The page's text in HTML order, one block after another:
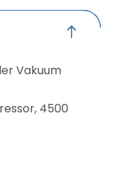
Vakuum
4500